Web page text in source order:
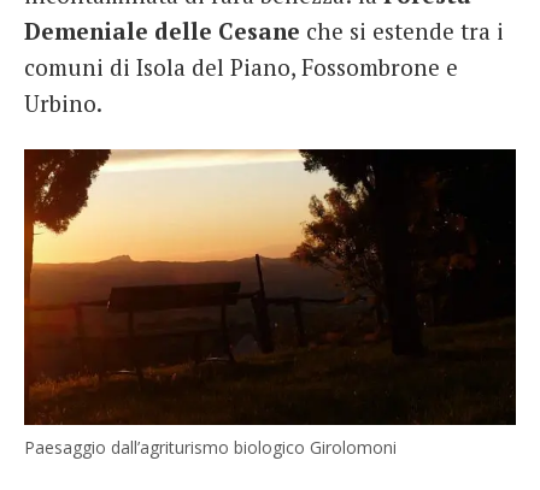
Demeniale delle Cesane che si estende tra i
comuni di Isola del Piano, Fossombrone e
Urbino.
Paesaggio dall’agriturismo biologico Girolomoni